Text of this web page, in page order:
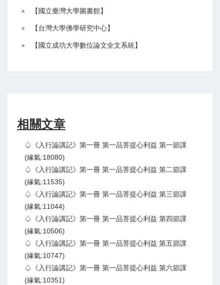
【 國立臺灣大學圖書館】
【台灣大學佛學研究中心】
【 國立成功大學數位論文全文系統】
相關文章
♤《入行論講記》第一冊 第一品菩提心利益 第一節課
(緣氣:18080)
♤《入行論講記》第一冊 第一品菩提心利益 第二節課
(緣氣:11535)
♤《入行論講記》第一冊 第一品菩提心利益 第三節課
(緣氣:11044)
♤《入行論講記》第一冊 第一品菩提心利益 第四節課
(緣氣:10506)
♤《入行論講記》第一冊 第一品菩提心利益 第五節課
(緣氣:10747)
♤《入行論講記》第一冊 第一品菩提心利益 第六節課
(緣氣:10351)